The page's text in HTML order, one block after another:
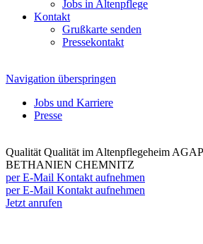
Jobs in Altenpflege
Kontakt
Grußkarte senden
Pressekontakt
Navigation überspringen
Jobs und Karriere
Presse
Qualität Qualität im Altenpflegeheim
BETHANIEN CHEMNITZ
per E-Mail Kontakt aufnehmen
per E-Mail Kontakt aufnehmen
Jetzt anrufen